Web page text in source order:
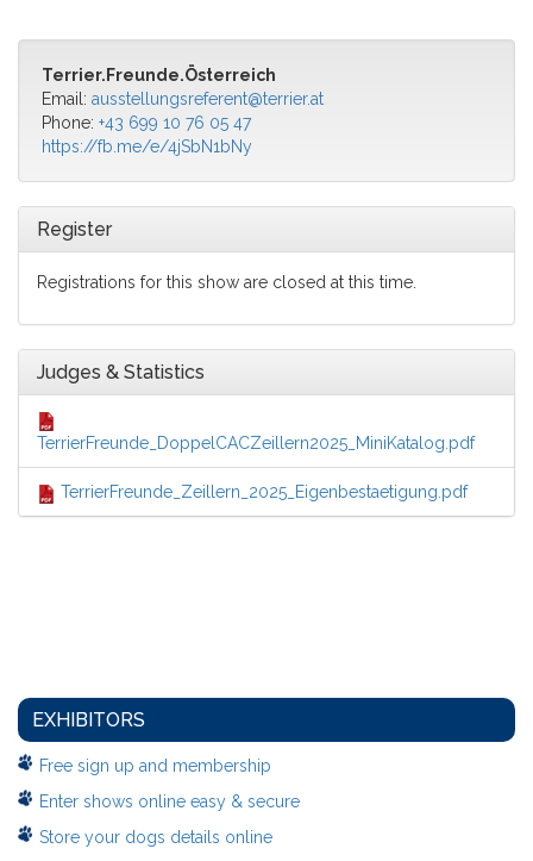
Terrier.Freunde.Österreich
Email: ausstellungsreferent@terrier.at
Phone: +43 699 10 76 05 47
https://fb.me/e/4jSbN1bNy
Register
Registrations for this show are closed at this time.
Judges & Statistics
TerrierFreunde_DoppelCACZeillern2025_MiniKatalog.pdf
TerrierFreunde_Zeillern_2025_Eigenbestaetigung.pdf
EXHIBITORS
Free sign up and membership
Enter shows online easy & secure
Store your dogs details online